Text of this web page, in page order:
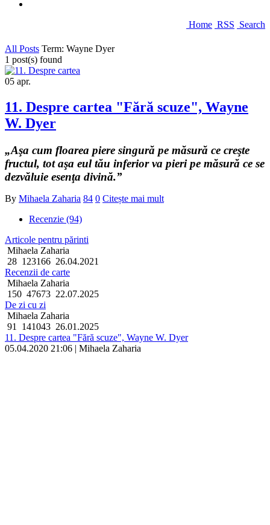
Home RSS Search
All Posts Term: Wayne Dyer
1 post(s) found
05 apr.
11. Despre cartea "Fără scuze", Wayne
W. Dyer
„Aşa cum floarea piere singură pe măsură ce creşte
fructul, tot aşa eul tău inferior va pieri pe măsură ce se
dezvăluie esenţa divină.”
By Mihaela Zaharia 84 0 Citește mai mult
Recenzie (94)
Articole pentru părinti
Mihaela Zaharia
28 123166 26.04.2021
Recenzii de carte
Mihaela Zaharia
150 47673 22.07.2025
De zi cu zi
Mihaela Zaharia
91
141043 26.01.2025
11. Despre cartea "Fără scuze", Wayne W. Dyer
05.04.2020 21:06 | Mihaela Zaharia